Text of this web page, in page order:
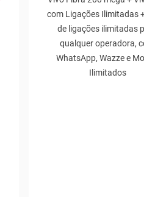
com Ligações Ilimitadas
de ligações ilimitadas
qualquer operadora,
WhatsApp, Wazze e
Ilimitados